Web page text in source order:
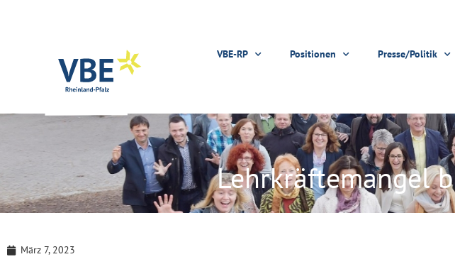
VBE-RP Positionen Presse/Politik
Lehrkräftemangel
März 7, 2023